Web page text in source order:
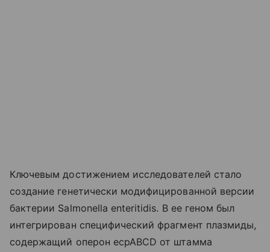
Ключевым достижением исследователей стало
создание генетически модифицированной версии
бактерии Salmonella enteritidis. В ее геном был
интегрирован специфический фрагмент плазмиды,
содержащий оперон ecpABCD от штамма